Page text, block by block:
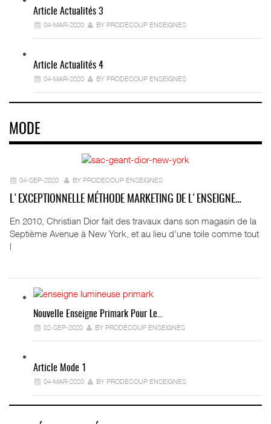
Article Actualités 3
04-MAR-2020 BY PRODECOUP ENSEIGNES
Article Actualités 4
04-MAR-2020 BY PRODECOUP ENSEIGNES
MODE
04-SEP-2020 BY PRODECOUP ENSEIGNES
L'EXCEPTIONNELLE MÉTHODE MARKETING DE L'ENSEIGNE…
En 2010, Christian Dior fait des travaux dans son magasin de la
Septième Avenue à New York, et au lieu d'une toile comme tout
l
Nouvelle Enseigne Primark Pour Le…
02-SEP-2020 BY PRODECOUP ENSEIGNES
Article Mode 1
04-MAR-2020 BY PRODECOUP ENSEIGNES